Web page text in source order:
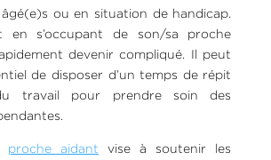
ou en situation de handicap.
en s’occupant de son/sa proche
devenir compliqué. Il peut
de disposer d’un temps de répit
travail pour prendre soin des
proche aidant vise à soutenir les